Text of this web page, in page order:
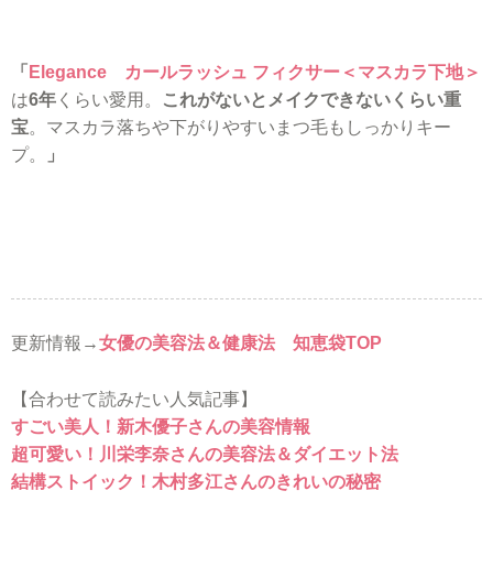
「 Elegance カールラッシュ フィクサー＜マスカラ下地＞
は6年 くらい愛用。
これがないとメイクできないくらい重
宝。マスカラ落ちや下がりやすいまつ毛もしっかりキー
プ。
」
更新情報→女優の美容法＆健康法 知恵袋TOP
【合わせて読みたい人気記事】
すごい美人！新木優子さんの美容情報
超可愛い！川栄李奈さんの美容法＆ダイエット法
結構ストイック！木村多江さんのきれいの秘密